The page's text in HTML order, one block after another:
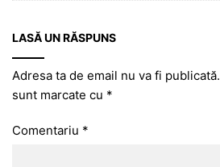
LASĂ UN RĂSPUNS
Adresa ta de email nu va fi publicată.
sunt marcate cu *
Comentariu *